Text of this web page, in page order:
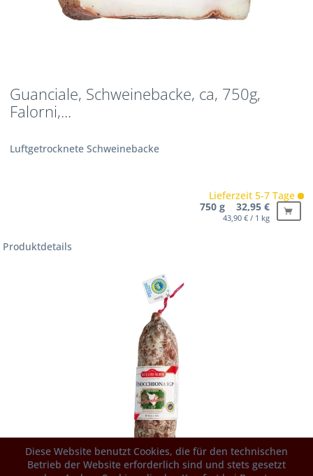
Guanciale, Schweinebacke, ca, 750g,
Falorni,...
Luftgetrocknete Schweinebacke
Lieferzeit 5-7 Tage
750 g 32,95 €
43,90 € / 1 kg
Produktdetails
Diese Website benutzt Cookies, die für den technischen
Betrieb der Website erforderlich sind und stets gesetzt